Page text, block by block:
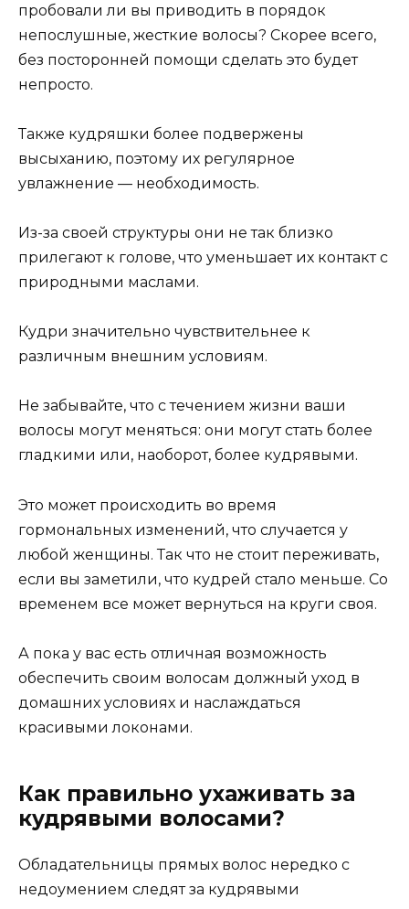
пробовали ли вы приводить в порядок
непослушные, жесткие волосы? Скорее всего,
без посторонней помощи сделать это будет
непросто.
Также кудряшки более подвержены
высыханию, поэтому их регулярное
увлажнение — необходимость.
Из-за своей структуры они не так близко
прилегают к голове, что уменьшает их контакт с
природными маслами.
Кудри значительно чувствительнее к
различным внешним условиям.
Не забывайте, что с течением жизни ваши
волосы могут меняться: они могут стать более
гладкими или, наоборот, более кудрявыми.
Это может происходить во время
гормональных изменений, что случается у
любой женщины. Так что не стоит переживать,
если вы заметили, что кудрей стало меньше. Со
временем все может вернуться на круги своя.
А пока у вас есть отличная возможность
обеспечить своим волосам должный уход в
домашних условиях и наслаждаться
красивыми локонами.
Как правильно ухаживать за
кудрявыми волосами?
Обладательницы прямых волос нередко с
недоумением следят за кудрявыми